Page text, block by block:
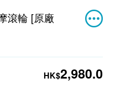
滾輪 [原廠
HK$2,980.0